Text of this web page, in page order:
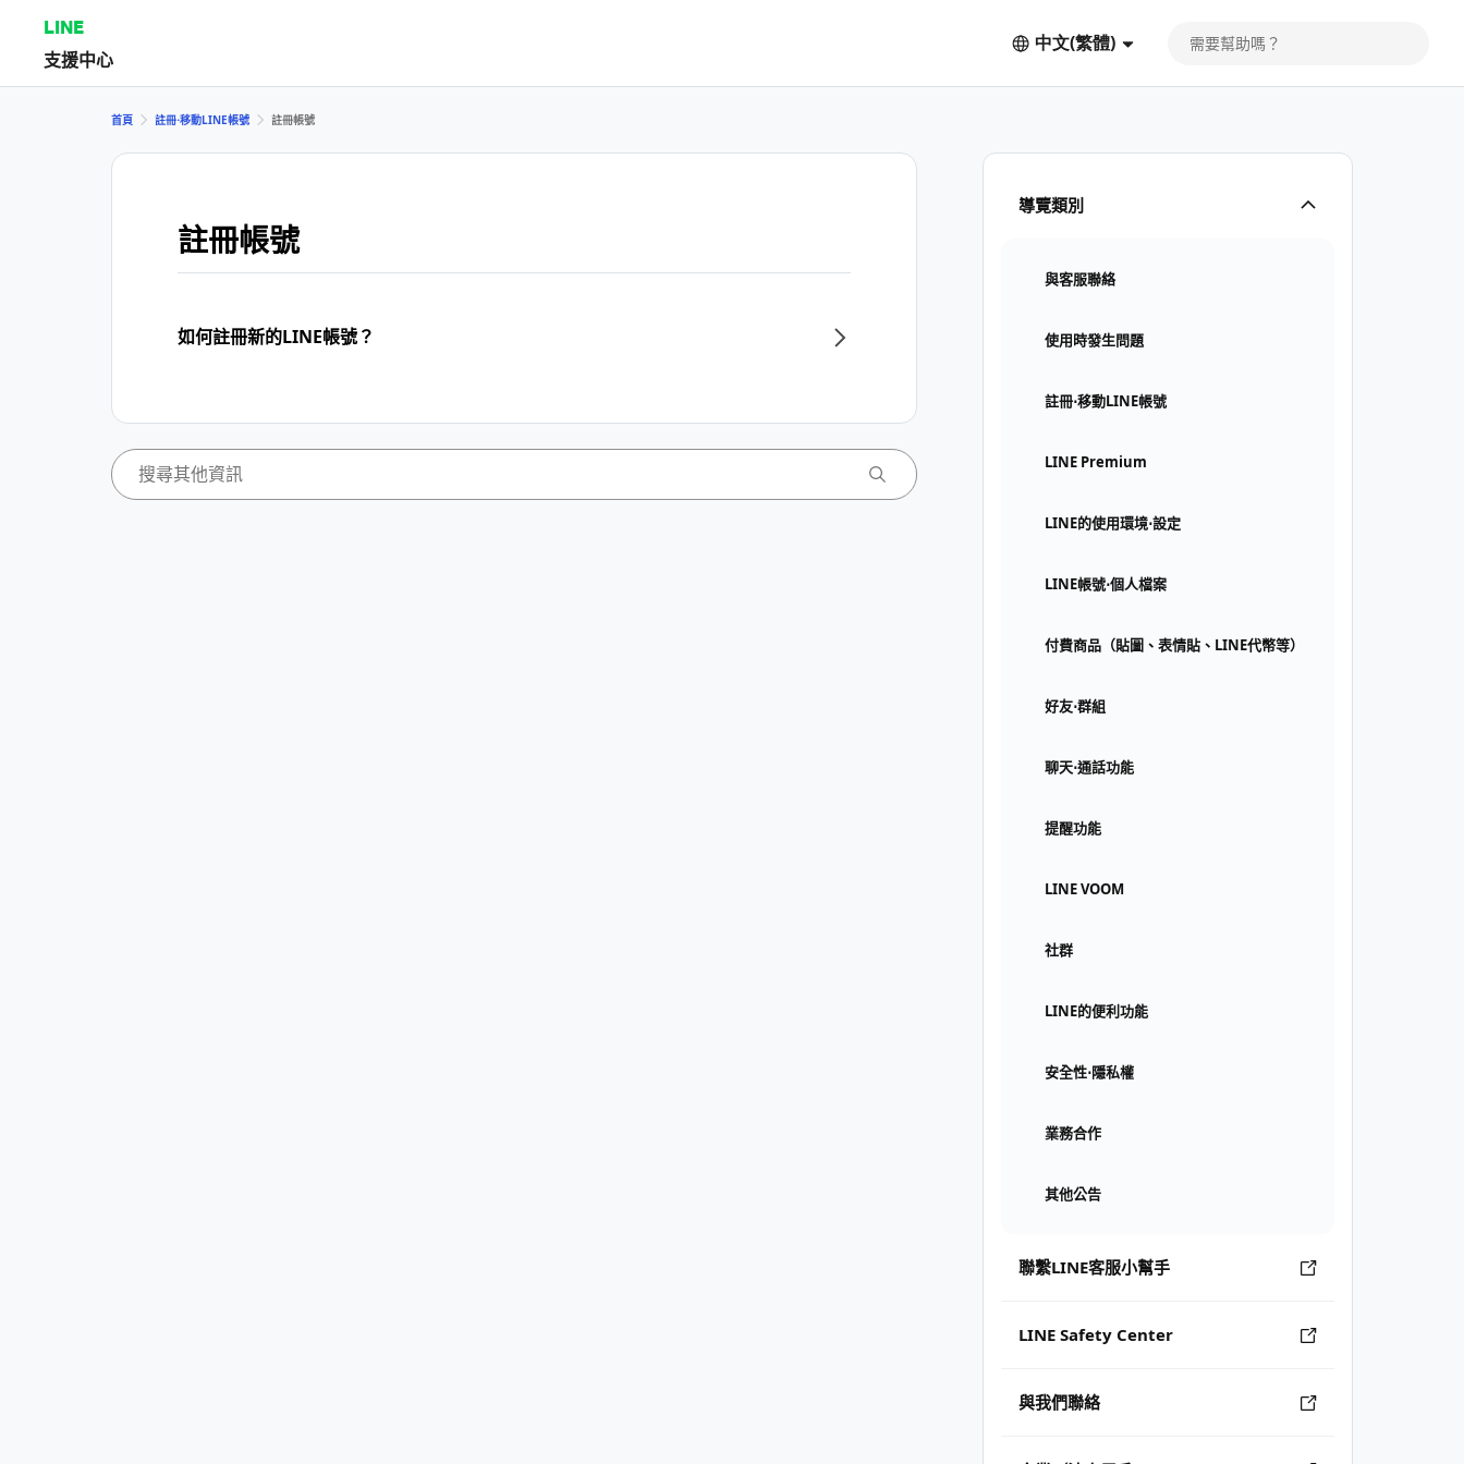
LINE
支援中心
中文(繁體)
導覽類別
與客服聯絡
使用時發生問題
註冊⋅移動LINE帳號
LINE Premium
LINE的使用環境⋅設定
LINE帳號⋅個人檔案
付費商品（貼圖、表情貼、LINE代幣等）
好友⋅群組
聊天⋅通話功能
提醒功能
LINE VOOM
社群
LINE的便利功能
安全性⋅隱私權
業務合作
其他公告
聯繫LINE客服小幫手
LINE Safety Center
與我們聯絡
首頁 註冊⋅移動LINE帳號 註冊帳號
註冊帳號
如何註冊新的LINE帳號？